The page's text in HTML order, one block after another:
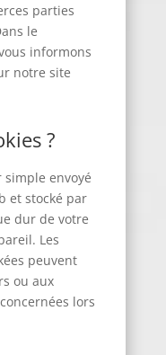
parties
le
informons
notre site
?
envoyé
et stocké par
dur de votre
Les
peuvent
ou aux
lors